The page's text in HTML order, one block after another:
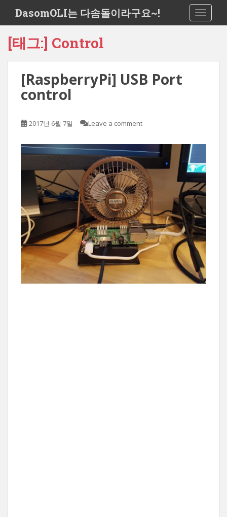
i
DasomOLI는 다솜돌이라구요~!
[태그:] Control
[RaspberryPi] USB Port
control
2017년 6월 7일 Leave a comment